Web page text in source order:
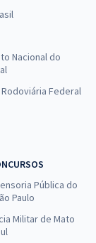
Nacional do
Rodoviária Federal
Pública do
Paulo
Militar de Mato